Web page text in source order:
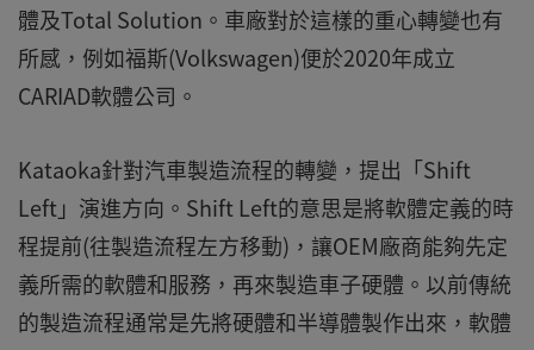
體及Total Solution。車廠對於這樣的重心轉變也有
所感，例如福斯(Volkswagen)便於2020年成立
CARIAD軟體公司。
Kataoka針對汽車製造流程的轉變，提出「Shift
Left」演進方向。Shift Left的意思是將軟體定義的時
程提前(往製造流程左方移動)，讓OEM廠商能夠先定
義所需的軟體和服務，再來製造車子硬體。以前傳統
的製造流程通常是先將硬體和半導體製作出來，軟體